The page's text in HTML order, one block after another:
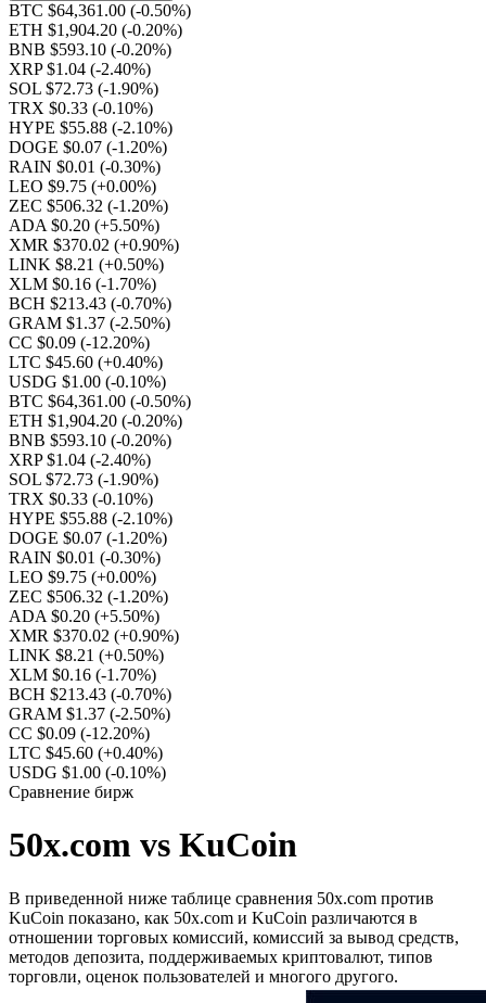
BTC $64,361.00 (-0.50%)
ETH $1,904.20 (-0.20%)
BNB $593.10 (-0.20%)
XRP $1.04 (-2.40%)
SOL $72.73 (-1.90%)
TRX $0.33 (-0.10%)
HYPE $55.88 (-2.10%)
DOGE $0.07 (-1.20%)
RAIN $0.01 (-0.30%)
LEO $9.75 (+0.00%)
ZEC $506.32 (-1.20%)
ADA $0.20 (+5.50%)
XMR $370.02 (+0.90%)
LINK $8.21 (+0.50%)
XLM $0.16 (-1.70%)
BCH $213.43 (-0.70%)
GRAM $1.37 (-2.50%)
CC $0.09 (-12.20%)
LTC $45.60 (+0.40%)
USDG $1.00 (-0.10%)
BTC $64,361.00 (-0.50%)
ETH $1,904.20 (-0.20%)
BNB $593.10 (-0.20%)
XRP $1.04 (-2.40%)
SOL $72.73 (-1.90%)
TRX $0.33 (-0.10%)
HYPE $55.88 (-2.10%)
DOGE $0.07 (-1.20%)
RAIN $0.01 (-0.30%)
LEO $9.75 (+0.00%)
ZEC $506.32 (-1.20%)
ADA $0.20 (+5.50%)
XMR $370.02 (+0.90%)
LINK $8.21 (+0.50%)
XLM $0.16 (-1.70%)
BCH $213.43 (-0.70%)
GRAM $1.37 (-2.50%)
CC $0.09 (-12.20%)
LTC $45.60 (+0.40%)
USDG $1.00 (-0.10%)
Сравнение бирж
50x.com vs KuCoin
В приведенной ниже таблице сравнения 50x.com против
KuCoin показано, как 50x.com и KuCoin различаются в
отношении торговых комиссий, комиссий за вывод средств,
методов депозита, поддерживаемых криптовалют, типов
торговли, оценок пользователей и многого другого.